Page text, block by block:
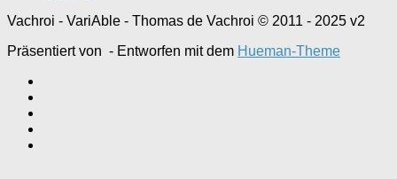
Vachroi - VariAble - Thomas de Vachroi © 2011 - 2025 v2
Präsentiert von - Entworfen mit dem Hueman-Theme